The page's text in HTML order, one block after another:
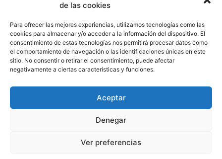
de las cookies
Para ofrecer las mejores experiencias, utilizamos tecnologías como las
cookies para almacenar y/o acceder a la información del dispositivo. El
consentimiento de estas tecnologías nos permitirá procesar datos como
el comportamiento de navegación o las identificaciones únicas en este
sitio. No consentir o retirar el consentimiento, puede afectar
negativamente a ciertas características y funciones.
Aceptar
Denegar
Ver preferencias
CONTACTA CON NOSOTROS